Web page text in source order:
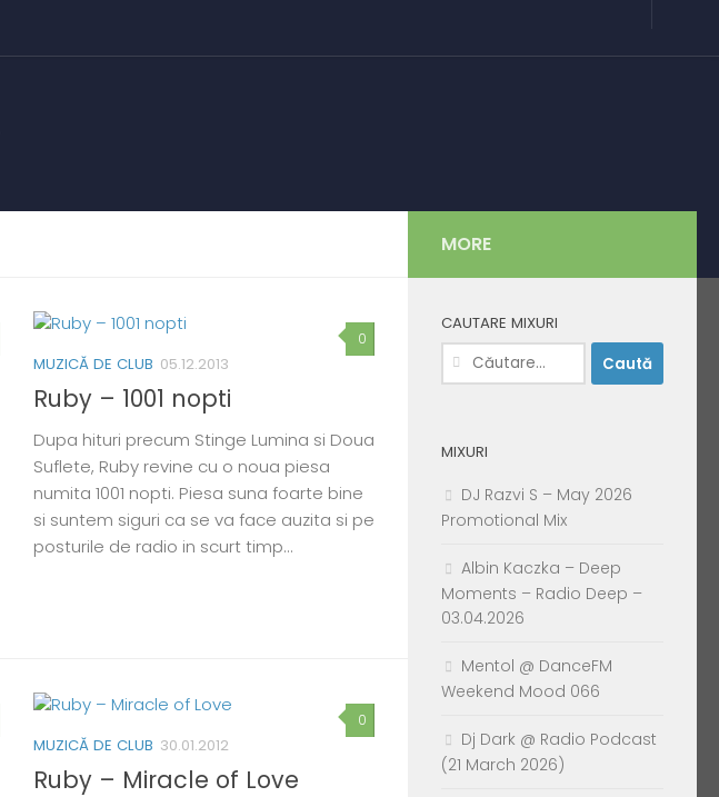
0
MUZICĂ DE CLUB 05.12.2013
Ruby – 1001 nopti
Dupa hituri precum Stinge Lumina si Doua
Suflete, Ruby revine cu o noua piesa
numita 1001 nopti. Piesa suna foarte bine
si suntem siguri ca se va face auzita si pe
posturile de radio in scurt timp…
0
MUZICĂ DE CLUB 30.01.2012
Ruby – Miracle of Love
MORE
CAUTARE MIXURI
Caută
după:
MIXURI
DJ Razvi S – May 2026
Promotional Mix
Albin Kaczka – Deep
Moments – Radio Deep –
03.04.2026
Mentol @ DanceFM
Weekend Mood 066
Dj Dark @ Radio Podcast
(21 March 2026)